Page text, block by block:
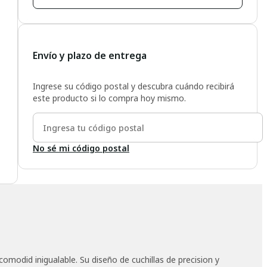
Envío y plazo de entrega
Ingrese su código postal y descubra cuándo recibirá
este producto si lo compra hoy mismo.
No sé mi código postal
inigualable. Su diseño de cuchillas de precision y